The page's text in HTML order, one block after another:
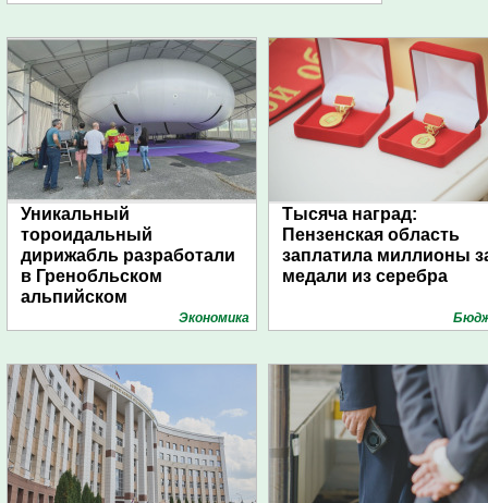
Уникальный
тороидальный
дирижабль разработали
в Гренобльском
альпийском
Экономика
Тысяча наград:
Пензенская область
заплатила миллионы
медали из серебра